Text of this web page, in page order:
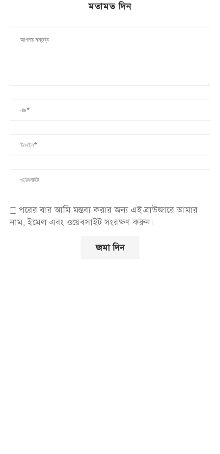
মতামত দিন
পরের বার আমি মন্তব্য করার জন্য এই ব্রাউজারে আমার
নাম, ইমেল এবং ওয়েবসাইট সংরক্ষণ করুন।